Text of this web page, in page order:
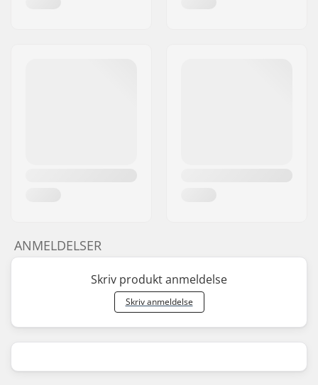
ANMELDELSER
Skriv produkt anmeldelse
Skriv anmeldelse